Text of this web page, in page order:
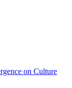
on Culture